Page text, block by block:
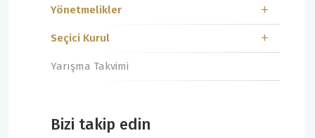
Yönetmelikler
Seçici Kurul
Yarışma Takvimi
Bizi takip edin